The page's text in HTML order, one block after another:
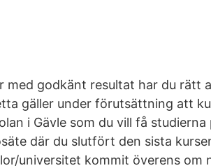
med godkänt resultat har du rätt
gäller under förutsättning att
i Gävle som du vill få
där du slutfört den sista
universitet kommit överens om